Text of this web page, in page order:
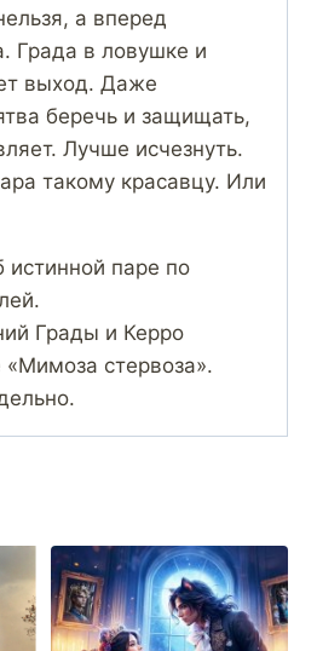
а вперед
Града в ловушке и
выход. Даже
беречь и защищать,
Лучше исчезнуть.
такому красавцу. Или
истинной паре по
Грады и Керро
«Мимоза стервоза».